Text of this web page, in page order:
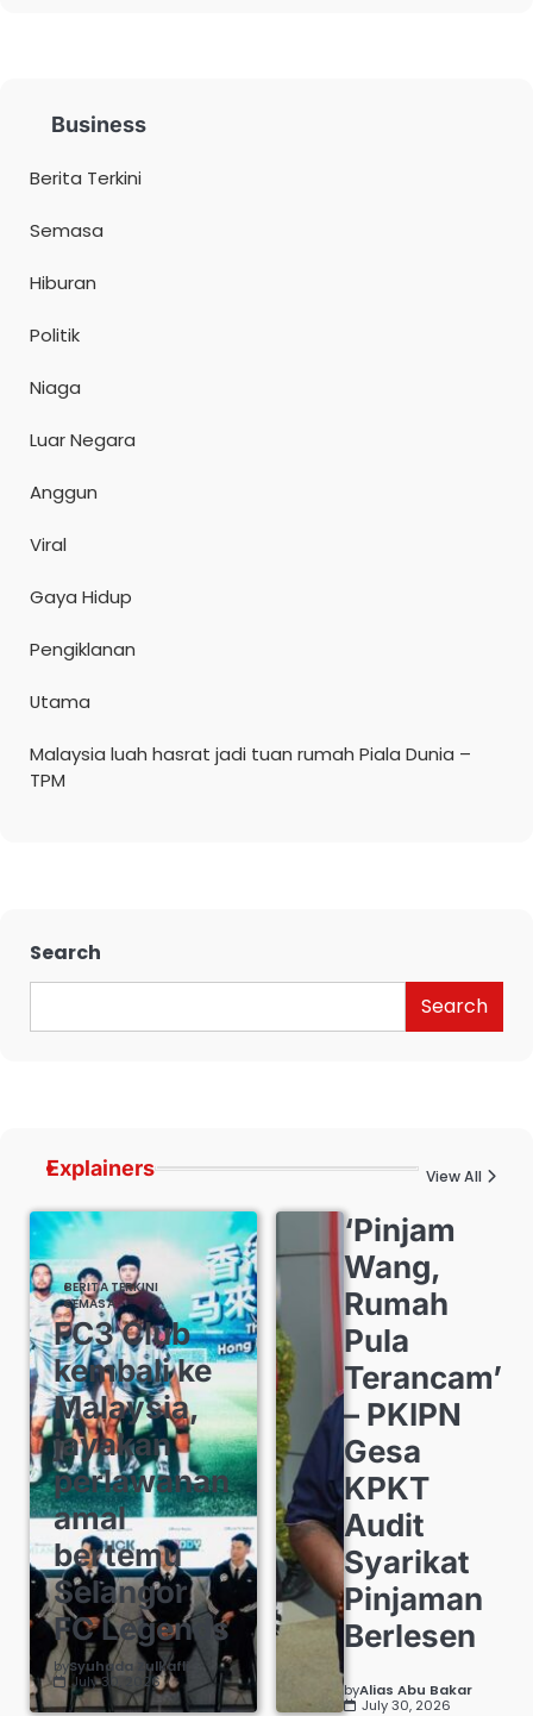
Business
Berita Terkini
Semasa
Hiburan
Politik
Niaga
Luar Negara
Anggun
Viral
Gaya Hidup
Pengiklanan
Utama
Malaysia luah hasrat jadi tuan rumah Piala Dunia –
TPM
Search
Search
Explainers View All
BERITA TERKINI
SEMASA
FC3 Club
kembali ke
Malaysia,
jayakan
perlawanan
amal
bertemu
Selangor
FC Legends
bySyuhada Zulkafli
July 30, 2026
‘Pinjam
Wang,
Rumah
Pula
Terancam’
– PKIPN
Gesa
KPKT
Audit
Syarikat
Pinjaman
Berlesen
byAlias Abu Bakar
July 30, 2026